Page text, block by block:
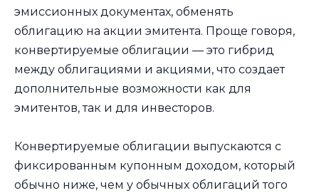
эмиссионных документах, обменять
облигацию на акции эмитента. Проще говоря,
конвертируемые облигации — это гибрид
между облигациями и акциями, что создает
дополнительные возможности как для
эмитентов, так и для инвесторов.
Конвертируемые облигации выпускаются с
фиксированным купонным доходом, который
обычно ниже, чем у обычных облигаций того